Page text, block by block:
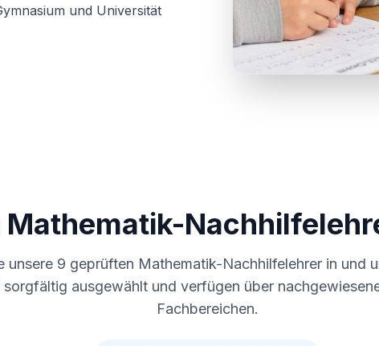
und Universität
unsere 9 geprüften Mathematik-Nachhilfelehrer in und
sorgfältig ausgewählt und verfügen über
Fachbereichen.